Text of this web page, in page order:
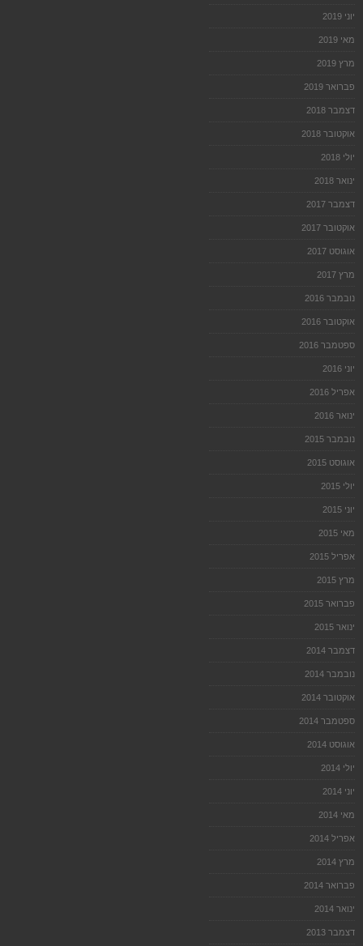
יוני 2019
מאי 2019
מרץ 2019
פברואר 2019
דצמבר 2018
אוקטובר 2018
יולי 2018
ינואר 2018
דצמבר 2017
אוקטובר 2017
אוגוסט 2017
מרץ 2017
נובמבר 2016
אוקטובר 2016
ספטמבר 2016
יוני 2016
אפריל 2016
ינואר 2016
נובמבר 2015
אוגוסט 2015
יולי 2015
יוני 2015
מאי 2015
אפריל 2015
מרץ 2015
פברואר 2015
ינואר 2015
דצמבר 2014
נובמבר 2014
אוקטובר 2014
ספטמבר 2014
אוגוסט 2014
יולי 2014
יוני 2014
מאי 2014
אפריל 2014
מרץ 2014
פברואר 2014
ינואר 2014
דצמבר 2013